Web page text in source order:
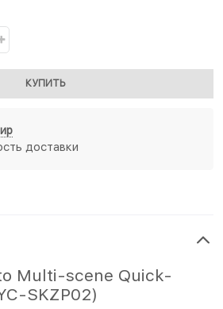
КУПИТЬ
доставки
Multi-scene Quick-
SKZP02)